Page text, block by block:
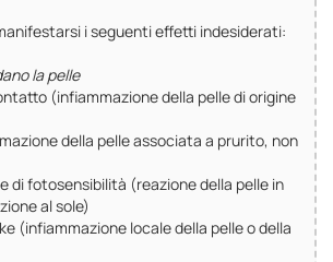
i seguenti effetti indesiderati:
la pelle
(infiammazione della pelle di origine
della pelle associata a prurito, non
di fotosensibilità (reazione della pelle in
al sole)
(infiammazione locale della pelle o della